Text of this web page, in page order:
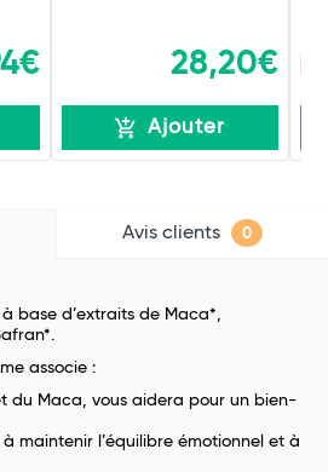
28,20€
Ajouter
Avis clients 0
base d’extraits de Maca*,
associe :
du Maca, vous aidera pour un bien-
maintenir l’équilibre émotionnel et à